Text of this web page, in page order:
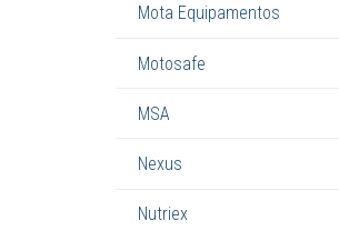
Mota Equipamentos
Motosafe
MSA
Nexus
Nutriex